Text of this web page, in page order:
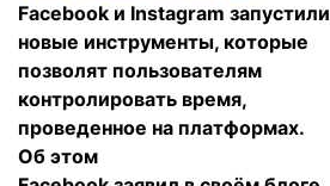
Facebook и Instagram запустили
новые инструменты, которые
позволят пользователям
контролировать время,
проведенное на платформах.
Об этом